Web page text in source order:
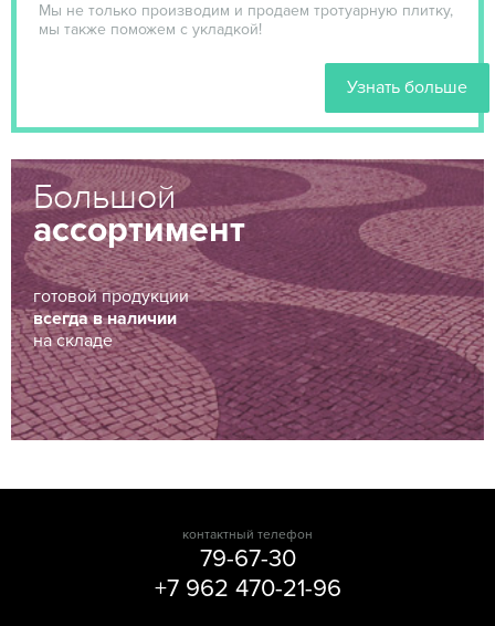
Мы не только производим и продаем тротуарную плитку,
мы также поможем с укладкой!
Узнать больше
Большой
ассортимент
готовой продукции
всегда в наличии
на складе
контактный телефон
79-67-30
+7 962 470-21-96